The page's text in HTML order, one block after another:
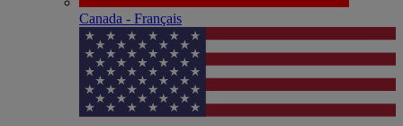
Canada - Français